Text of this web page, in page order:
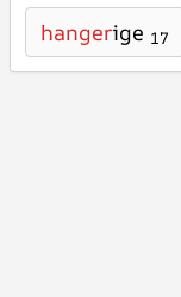
hangerige 17